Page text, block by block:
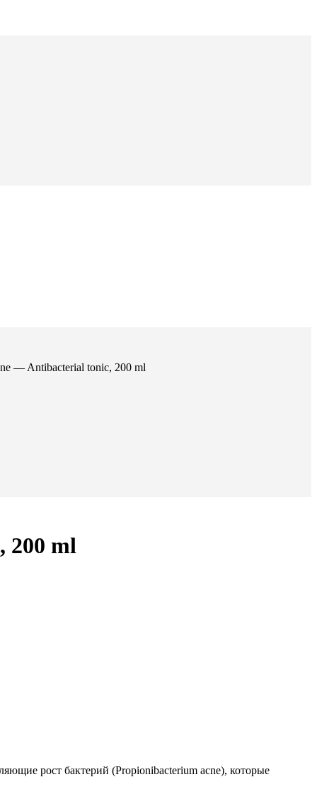
— Antibacterial tonic, 200 ml
200 ml
рост бактерий (Propionibacterium acne), которые